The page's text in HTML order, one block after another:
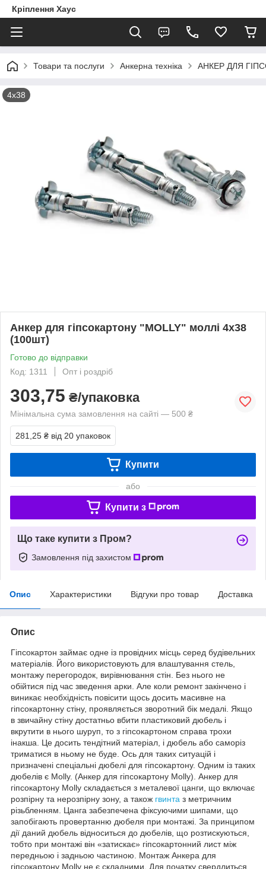
Кріплення Хаус
Товари та послуги Анкерна техніка АНКЕР ДЛЯ
4х38
Анкер для гіпсокартону "MOLLY" моллі 4х38
(100шт)
Готово до відправки
Код: 1311
Опт і роздріб
303,75 ₴/упаковка
Мінімальна сума замовлення на сайті — 500 ₴
281,25 ₴ від 20 упаковок
Купити
або
Купити з
Що таке купити з Пром?
Замовлення під захистом
Опис Характеристики Відгуки про товар Доставка
Опис
Гіпсокартон займає одне із провідних місць серед будівельних
матеріалів. Його використовують для влаштування стель,
монтажу перегородок, вирівнювання стін. Без нього не
обійтися під час зведення арки. Але коли ремонт закінчено і
виникає необхідність повісити щось досить масивне на
гіпсокартонну стіну, проявляється зворотний бік медалі. Якщо
в звичайну стіну достатньо вбити пластиковий дюбель і
вкрутити в нього шуруп, то з гіпсокартоном справа трохи
інакша. Це досить тендітний матеріал, і дюбель або саморіз
триматися в ньому не буде. Ось для таких ситуацій і
призначені спеціальні дюбелі для гіпсокартону. Одним із таких
дюбелів є Molly. (Анкер для гіпсокартону Molly). Анкер для
гіпсокартону Molly складається з металевої цанги, що включає
розпірну та нерозпірну зону, а також гвинта з метричним
різьбленням. Цанга забезпечена фіксуючими шипами, що
запобігають провертанню дюбеля при монтажі. За принципом
дії даний дюбель відноситься до дюбелів, що розтискуються,
тобто при монтажі він «затискає» гіпсокартонний лист між
передньою і задньою частиною. Монтаж Анкера для
гіпсокартону Molly не є складними. Для початку свердлиться